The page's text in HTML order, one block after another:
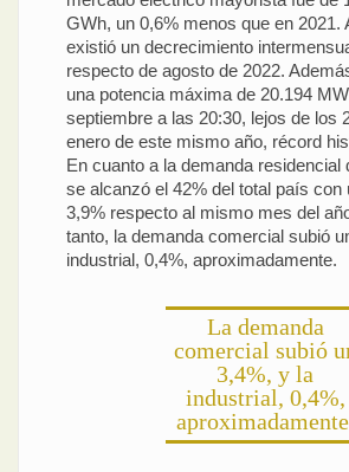
GWh, un 0,6% menos que en 2021.
existió un decrecimiento
respecto de agosto de 2022.
una potencia máxima de 20.194
septiembre a las 20:30, lejos de los
enero de este mismo año, récord
En cuanto a la demanda residencial
se alcanzó el 42% del total país con
3,9% respecto al mismo mes del
tanto, la demanda comercial subió
industrial, 0,4%, aproximadamente.
La demanda
comercial subió
3,4%, y la
industrial, 0,4%,